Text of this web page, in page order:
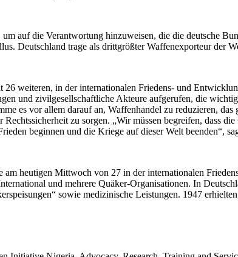
auf die Verantwortung hinzuweisen, die die deutsche
Deutschland trage als drittgrößter Waffenexporteur
weiteren, in der internationalen Friedens- und
und zivilgesellschaftliche Akteure aufgerufen, die
es vor allem darauf an, Waffenhandel zu reduzieren,
zu sorgen. „Wir müssen begreifen, dass
beginnen und die Kriege auf dieser Welt beenden“,
heutigen Mittwoch von 27 in der internationalen
und mehrere Quäker-Organisationen. In
sowie medizinische Leistungen. 1947